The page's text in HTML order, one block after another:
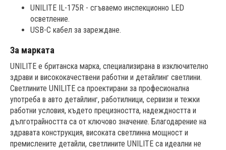
UNILITE IL-175R - сгъваемо инспекционно LED
осветление.
USB-C кабел за зареждане.
За марката
UNILITE е британска марка, специализирана в изключително
здрави и висококачествени работни и детайлинг светлини.
Светлините UNILITE са проектирани за професионална
употреба в авто детайлинг, работилници, сервизи и тежки
работни условия, където прецизността, надеждността и
дълготрайността са от ключово значение. Благодарение на
здравата конструкция, високата светлинна мощност и
премислените детайли, светлините UNILITE са идеални не